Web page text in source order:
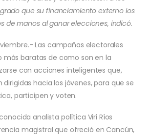
que su financiamiento externo los
de manos al ganar elecciones, indicó.
Las campañas electorales
más baratas de como son en la
con acciones inteligentes que,
dirigidas hacia los jóvenes, para que se
participen y voten.
analista política Viri Ríos
magistral que ofreció en Cancún,